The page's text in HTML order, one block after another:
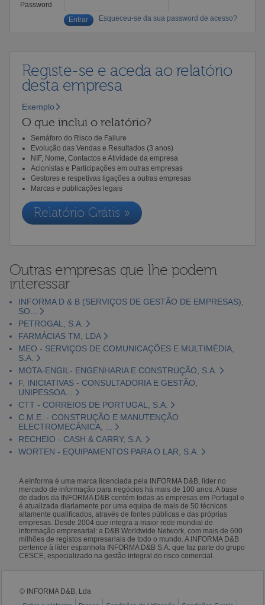
Password
Esqueceu-se da sua password de acesso?
Registe-se e aceda ao relatório
desta empresa
Exemplo
O que inclui o relatório?
Semáforo do Risco de Failure
Evolução das Vendas e Resultados (3 anos)
NIF, Nome, Contactos e Atividade da empresa
Acionistas e Participações em outras empresas
Gestores e respetivas ligações a outras empresas
Marcas e publicações legais
Relatório Grátis »
Outras empresas que lhe podem
interessar
INFORMA D & B (SERVIÇOS DE GESTÃO DE EMPRESAS),
SO...
PETROGAL, S.A.
FARMÁCIAS TM, LDA
MEO - SERVIÇOS DE COMUNICAÇÕES E MULTIMÉDIA,
S.A.
MOTA-ENGIL- ENGENHARIA E CONSTRUÇÃO, S.A.
F. INICIATIVAS - CONSULTADORIA E GESTÃO,
UNIPESSOA...
CTT - CORREIOS DE PORTUGAL, S.A.
C.M.E. - CONSTRUÇÃO E MANUTENÇÃO
ELECTROMECÂNICA, ...
RECHEIO - CASH & CARRY, S.A.
WORTEN - EQUIPAMENTOS PARA O LAR, S.A.
A eInforma é uma marca licenciada pela INFORMA D&B, líder no
mercado de informação para negócios há mais de 100 anos. A base
de dados da INFORMA D&B contém todas as empresas em Portugal e
é atualizada diariamente por uma equipa de mais de 50 técnicos
altamente qualificados, através de fontes públicas e das próprias
empresas. Desde 2004 que integra a maior rede mundial de
informação empresarial: a D&B Worldwide Network, com mais de 600
milhões de registos empresariais de todo o mundo. A INFORMA D&B
pertence à líder espanhola INFORMA D&B S.A. que faz parte do grupo
CESCE, especializado na gestão integral do risco comercial.
© INFORMA D&B, Lda